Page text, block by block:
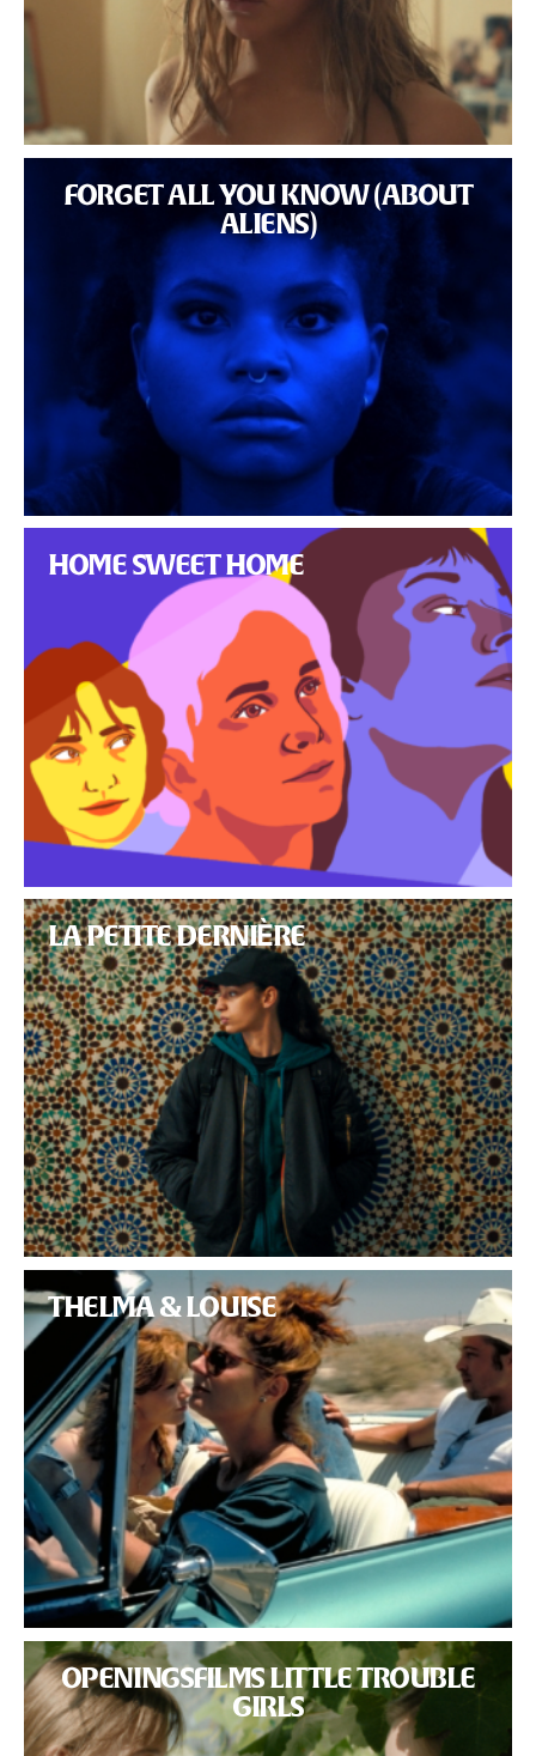
FORGET ALL YOU KNOW (ABOUT
ALIENS)
HOME SWEET HOME
LA PETITE DERNIÈRE
THELMA & LOUISE
OPENINGSFILMS LITTLE TROUBLE
GIRLS